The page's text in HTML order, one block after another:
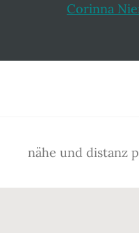
Corinna
nähe und distanz